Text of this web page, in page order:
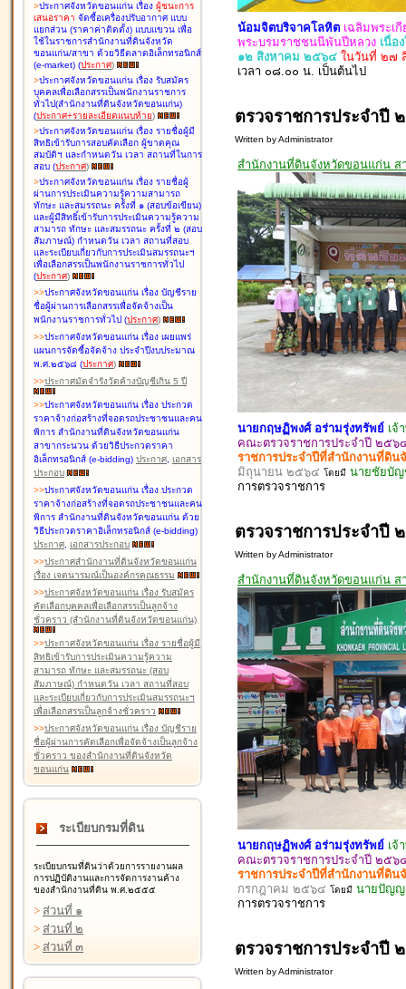
>ประกาศจังหวัดขอนแก่น เรื่อง ผู้ชนะการ
เสนอราคา จัดซื้อเครื่องปรับอากาศ แบบ
แยกส่วน (ราคาค่าติดตั้ง) แบบแขวน เพื่อ
ใช้ในราชการสำนักงานที่ดินจังหวัด
ขอนแก่น/สาขา ด้วยวิธีตลาดอิเล็กทรอนิกส์
(e-market) (ประกาศ)
>ประกาศจังหวัดขอนแก่น เรื่อง รับสมัคร
บุคคลเพื่อเลือกสรรเป็นพนักงานราชการ
ทั่วไป(สำนักงานที่ดินจังหวัดขอนแก่น)
(ประกาศ+รายละเอียดแนบท้าย)
>ประกาศจังหวัดขอนแก่น เรื่อง รายชื่อผู้มี
สิทธิเข้ารับการสอบคัดเลือก ผู้ขาดคุณ
สมบัติฯ และกำหนดวัน เวลา สถานที่ในการ
สอบ (ประกาศ)
>ประกาศจังหวัดขอนแก่น เรื่อง รายชื่อผู้
ผ่านการประเมินความรู้ความสามารถ
ทักษะ และสมรรถนะ ครั้งที่ ๑ (สอบข้อเขียน)
และผู้มีสิทธิ์เข้ารับการประเมินความรู้ความ
สามารถ ทักษะ และสมรรถนะ ครั้งที่ ๒ (สอบ
สัมภาษณ์) กำหนดวัน เวลา สถานที่สอบ
และระเบียบเกี่ยวกับการประเมินสมรรถนะฯ
เพื่อเลือกสรรเป็นพนักงานราชการทั่วไป
(ประกาศ)
>>ประกาศจังหวัดขอนแก่น เรื่อง บัญชีราย
ชื่อผู้ผ่านการเลือกสรรเพื่อจัดจ้างเป็น
พนักงานราชการทั่วไป (ประกาศ)
>>ประกาศจังหวัดขอนแก่น เรื่อง เผยแพร่
แผนการจัดซื้อจัดจ้าง ประจำปีงบประมาณ
พ.ศ.๒๕๖๘ (ประกาศ)
>>ประกาศมัดจำรังวัดค้างบัญชีเกิน 5 ปี
>>ประกาศจังหวัดขอนแก่น เรื่อง ประกวด
ราคาจ้างก่อสร้างที่จอดรถประชาชนและคน
พิการ สำนักงานที่ดินจังหวัดขอนแก่น
สาขากระนวน ด้วยวิธีประกวดราคา
อิเล็กทรอนิกส์ (e-bidding) ประกาศ, เอกสาร
ประกอบ
>>ประกาศจังหวัดขอนแก่น เรื่อง ประกวด
ราคาจ้างก่อสร้างที่จอดรถประชาชนและคน
พิการ สำนักงานที่ดินจังหวัดขอนแก่น ด้วย
วิธีประกวดราคาอิเล็กทรอนิกส์ (e-bidding)
ประกาศ, เอกสารประกอบ
>>ประกาศสำนักงานที่ดินจังหวัดขอนแก่น
เรื่อง เจตนารมณ์เป็นองค์กรคุณธรรม
>>ประกาศจังหวัดขอนแก่น เรื่อง รับสมัคร
คัดเลือกบุคคลเพื่อเลือกสรรเป็นลูกจ้าง
ชั่วคราว (สำนักงานที่ดินจังหวัดขอนแก่น)
>>ประกาศจังหวัดขอนแก่น เรื่อง รายชื่อผู้มี
สิทธิเข้ารับการประเมินความรู้ความ
สามารถ ทักษะ และสมรรถนะ (สอบ
สัมภาษณ์) กำหนดวัน เวลา สถานที่สอบ
และระเบียบเกี่ยวกับการประเมินสมรรถนะฯ
เพื่อเลือกสรรเป็นลูกจ้างชั่วคราว
>>ประกาศจังหวัดขอนแก่น เรื่อง บัญชีราย
ชื่อผู้ผ่านการคัดเลือกเพื่อจัดจ้างเป็นลูกจ้าง
ชั่วคราว ของสำนักงานที่ดินจังหวัด
ขอนแก่น
ระเบียบกรมที่ดิน
ระเบียบกรมที่ดินว่าด้วยการรายงานผล
การปฏิบัติงานและการจัดการงานค้าง
ของสำนักงานที่ดิน พ.ศ.๒๕๕๕
> ส่วนที่ ๑
> ส่วนที่ ๒
> ส่วนที่ ๓
น้อมจิตบริจาคโลหิต เฉลิมพระเ
พระบรมราชชนนีพันปีหลวง เนื่อ
๑๒ สิงหาคม ๒๕๖๔ ในวันที่ ๒๗
เวลา ๐๘.๐๐ น. เป็นต้นไป
ตรวจราชการประจำปี
Written by Administrator
สำนักงานที่ดินจังหวัดขอนแก่น ส
นายกฤษฏิพงศ์ อร่ามรุ่งทรัพย์ เจ้
คณะตรวจราชการประจำปี ๒๕
ราชการประจำปีที่สำนักงานที่ดิ
มิถุนายน ๒๕๖๔ โดยมี นายชัยบัญ
การตรวจราชการ
ตรวจราชการประจำปี
Written by Administrator
สำนักงานที่ดินจังหวัดขอนแก่น ส
นายกฤษฏิพงศ์ อร่ามรุ่งทรัพย์ เจ้
คณะตรวจราชการประจำปี ๒๕
ราชการประจำปีที่สำนักงานที่ดิ
กรกฎาคม ๒๕๖๔ โดยมี นายปัญญ
การตรวจราชการ
ตรวจราชการประจำปี
Written by Administrator